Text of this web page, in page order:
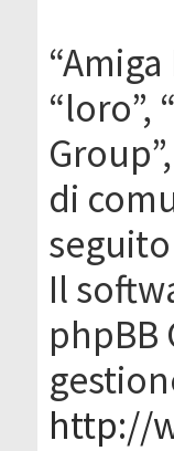
“loro”,
di
Il
phpBB
http://